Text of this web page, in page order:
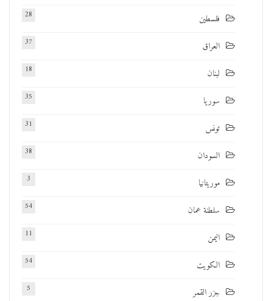
فلسطين 28
العراق 37
لبنان 18
سوريا 35
تونس 31
السودان 38
موريتانيا 3
سلطنة عمان 54
اليمن 11
الكويت 54
جزر القمر 5